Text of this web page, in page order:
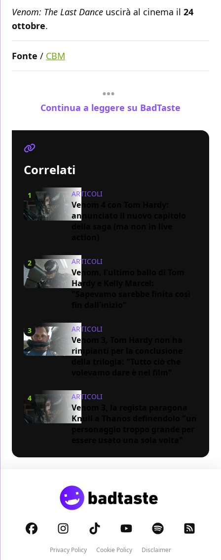
Venom: The Last Dance uscirà al cinema il 24
ottobre.
Fonte / CBM
Continua a leggere su BadTaste
Correlati
1 ARTICOLI
Venom 4 con Tom Hardy:
annunciato il nuovo capitolo
2 ARTICOLI
Venom, l'ultimo ballo di Tom
Hardy e Kelly Marcel:
3 ARTICOLI
Venom 3, Tom Hardy non ha
rimpianti per la conclusione
4 ARTICOLI
Venom 3, la regista paragona
Knull a Thanos definendolo "un
Privacy Policy Cookie Policy Disclaimer